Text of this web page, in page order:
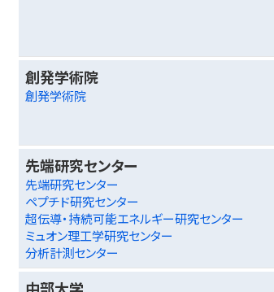
創発学術院
創発学術院
先端研究センター
先端研究センター
ペプチド研究センター
超伝導・持続可能エネルギー研究センター
ミュオン理工学研究センター
分析計測センター